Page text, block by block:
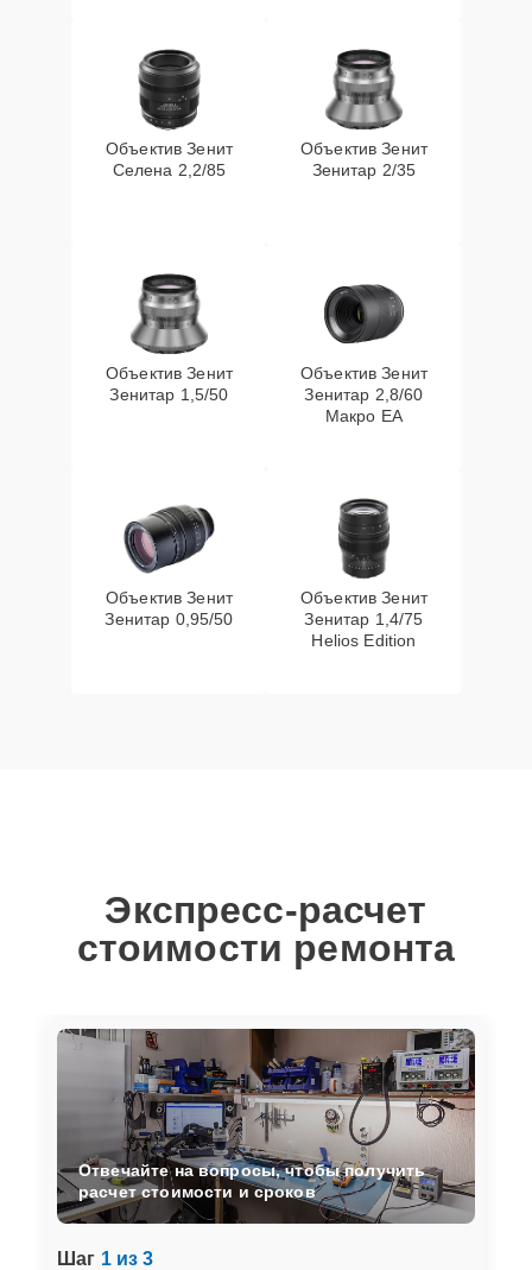
Объектив Зенит
Селена 2,2/85
Объектив Зенит
Зенитар 2/35
Объектив Зенит
Зенитар 1,5/50
Объектив Зенит
Зенитар 2,8/60
Макро ЕА
Объектив Зенит
Зенитар 0,95/50
Объектив Зенит
Зенитар 1,4/75
Helios Edition
Экспресс-расчет
стоимости ремонта
Шаг 1 из 3
Отвечайте на вопросы, чтобы получить
расчет стоимости и сроков